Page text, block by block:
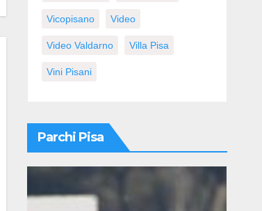
Vicopisano Video
Video Valdarno Villa Pisa
Vini Pisani
Parchi Pisa